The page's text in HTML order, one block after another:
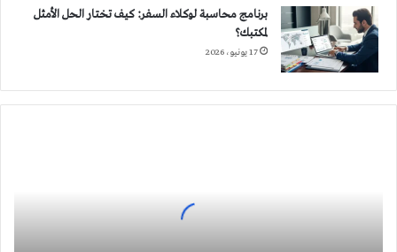
برنامج محاسبة لوكلاء السفر: كيف تختار الحل الأمثل
لمكتبك؟
17 يونيو، 2026